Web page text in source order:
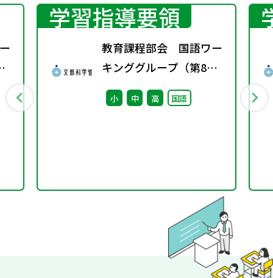
学習指導要領
教育課程部会 国語ワー
キンググループ（第8
回） 配付資料
小 中 高 国語